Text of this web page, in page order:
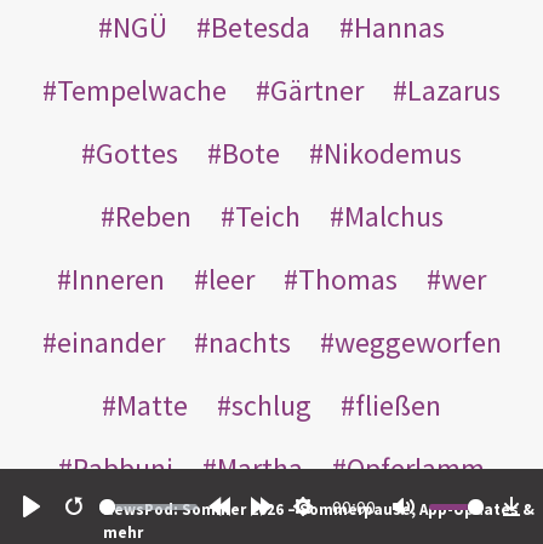
Restart
00:00
NewsPod: Sommer 2026 – Sommerpause, App-Updates &
mehr
NGÜ
Betesda
Hannas
Tempelwache
Gärtner
Lazarus
Gottes
Bote
Nikodemus
Reben
Teich
Malchus
Inneren
leer Thomas
wer
einander
nachts
weggeworfen
Matte
schlug
fließen
Rabbuni
Martha
Opferlamm
gewaschen
jüdischen